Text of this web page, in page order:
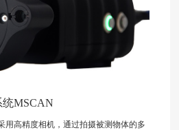
MSCAN
用高精度相机，通过拍摄被测物体的多